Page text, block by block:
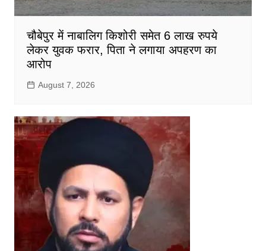
चौबेपुर में नाबालिग किशोरी समेत 6 लाख रुपये
लेकर युवक फरार, पिता ने लगाया अपहरण का
आरोप
August 7, 2026